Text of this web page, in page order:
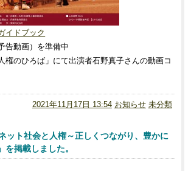
イドブック
告動画）を準備中
権のひろば」にて出演者石野真子さんの動画コ
2021年11月17日 13:54 お知らせ 未分類
ット社会と人権～正しくつながり、豊かに
を掲載しました。